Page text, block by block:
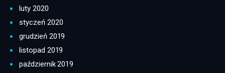
luty 2020
styczeń 2020
grudzień 2019
listopad 2019
październik 2019